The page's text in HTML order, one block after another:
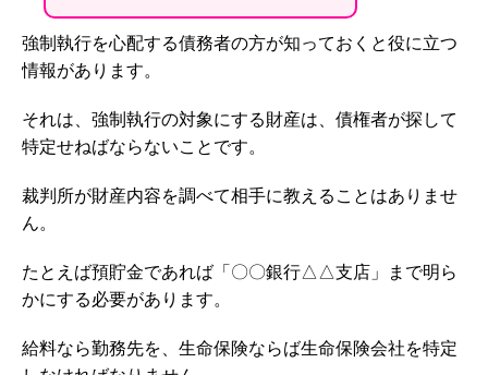
強制執行を心配する債務者の方が知っておくと役に立つ
情報があります。
それは、強制執行の対象にする財産は、債権者が探して
特定せねばならないことです。
裁判所が財産内容を調べて相手に教えることはありませ
ん。
たとえば預貯金であれば「〇〇銀行△△支店」まで明ら
かにする必要があります。
給料なら勤務先を、生命保険ならば生命保険会社を特定